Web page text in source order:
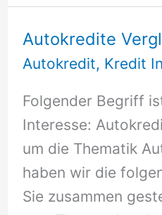
Autokredite
Autokredit, Kredit
Folgender Begriff
Interesse:
um die Thematik
haben wir die
Sie zusammen